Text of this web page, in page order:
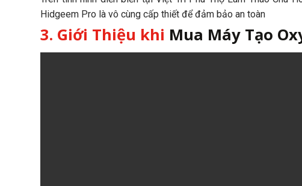
Hidgeem Pro là vô cùng cấp thiết để đảm bảo an toàn
3. Giới Thiệu khi Mua Máy Tạo